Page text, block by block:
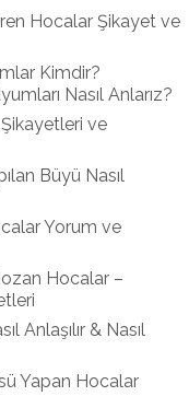
Hocalar Şikayet ve
Kimdir?
Nasıl Anlarız?
ve
Büyü Nasıl
Yorum ve
Hocalar –
Anlaşılır & Nasıl
Yapan Hocalar